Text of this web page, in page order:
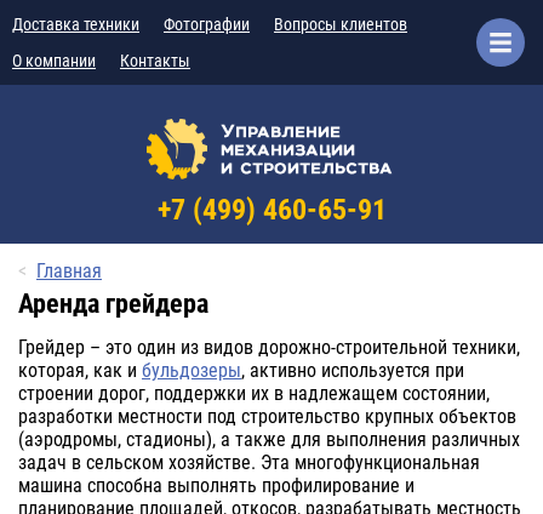
Доставка техники Фотографии
Вопросы клиентов
О компании
Контакты
+7 (499) 460-65-91
Главная
Аренда грейдера
Грейдер – это один из видов дорожно-строительной техники,
которая, как и бульдозеры, активно используется при
строении дорог, поддержки их в надлежащем состоянии,
разработки местности под строительство крупных объектов
(аэродромы, стадионы), а также для выполнения различных
задач в сельском хозяйстве. Эта многофункциональная
машина способна выполнять профилирование и
планирование площадей, откосов, разрабатывать местность